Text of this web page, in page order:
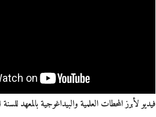
فيديو لأبرز المحطات العلمية والبيداغوجية بالمعهد للسنة 2024-2025